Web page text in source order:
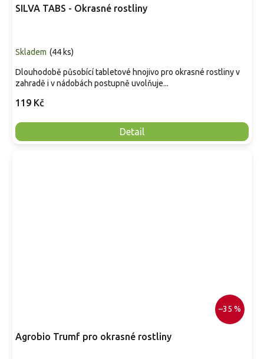
SILVA TABS - Okrasné rostliny
Skladem (44 ks)
119 Kč
Detail
Dlouhodobě působící tabletové hnojivo pro okrasné rostliny v
zahradě i v nádobách postupně uvolňuje...
–35 %
Agrobio Trumf pro okrasné rostliny